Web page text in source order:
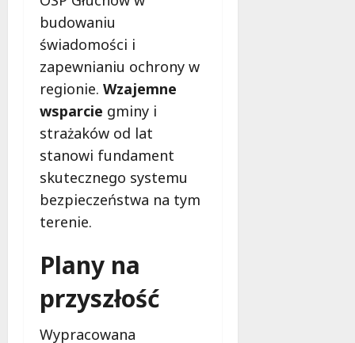
budowaniu
świadomości i
zapewnianiu ochrony w
regionie. Wzajemne
wsparcie gminy i
strażaków od lat
stanowi fundament
skutecznego systemu
bezpieczeństwa na tym
terenie.
Plany na
przyszłość
Wypracowana